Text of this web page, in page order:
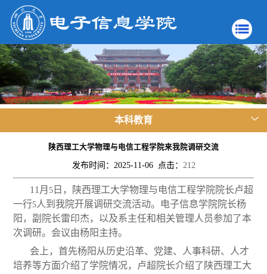
本科教育
陕西理工大学物理与电信工程学院来我院调研交流
发布时间：2025-11-06 点击： 212
11 月5 日，陕西理工大学物理与电信工程学院院长卢超
一行5人到我院开展调研交流活动。电子信息学院院长杨
阳，副院长雷印杰，以及系主任和相关管理人员参加了本
次调研。会议由杨阳主持。
会上，首先杨阳从历史沿革、党建、人事科研、人才
培养等方面介绍了学院情况，卢超院长介绍了陕西理工大